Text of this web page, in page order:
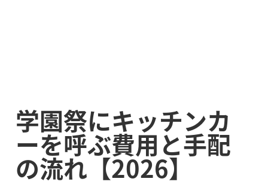
学園祭にキッチンカ
ーを呼ぶ費用と手配
の流れ【2026】